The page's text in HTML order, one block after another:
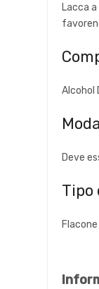
Lacca
Alcohol
Deve
Tipo